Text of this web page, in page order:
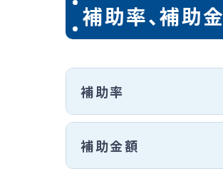
補助率、補助
補助率
補助金額